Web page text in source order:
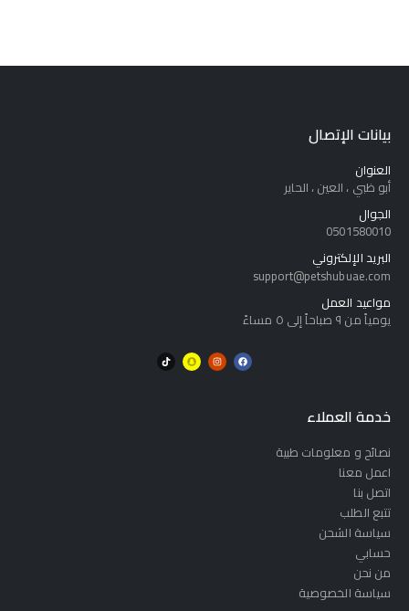
بيانات الإتصال
العنوان
أبو ظبي ، العين ، الحاير
الجوال
0501580010
البريد الإلكتروني
support@petshubuae.com
مواعيد العمل
يومياً من ٩ صباحاً إلى ٥ مساءً
خدمة العملاء
نصائح و معلومات طبية
اعمل معنا
اتصل بنا
تتبع الطلب
سياسة الشحن
حسابي
من نحن
سياسة الخصوصية